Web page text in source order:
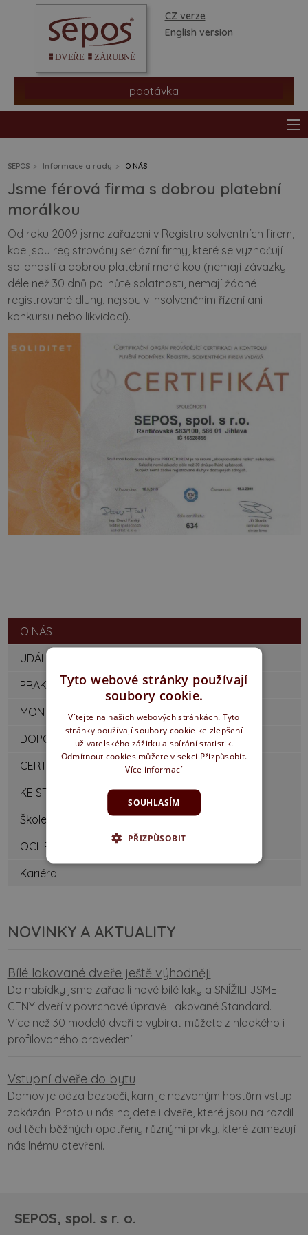
CZ verze
English version
poptávka
produkty
prodejní síť
informace a rady
SEPOS Informace a rady O NÁS
Jsme férová firma s dobrou platební
morálkou
Od roku 2009 jsme zařazeni v Registru solventních firem,
kde jsou registrovány seriózní firmy, které se vyznačují
solidností a dobrou platební morálkou (nemají závazky
déle než 30 dnů po lhůtě splatnosti, nemají žádné
registrované dluhy, nejsou v insolvenčním řízení ani
konkursu nebo likvidaci).
O NÁS
UDÁLOSTI / AKTUALITY
PRAKTICKÉ RADY
MONTÁŽNÍ NÁVODY
DOPORUČENÉ ROZMĚRY STAVEB. OTVORŮ
CERTIFIKÁTY / PROHLÁŠENÍ
KE STAŽENÍ
Školení montážníků
OCHRANA OZNAMOVATELŮ
Kariéra
NOVINKY A AKTUALITY
Bílé lakované dveře ještě výhodněji
Do nabídky jsme zařadili nové bílé laky a SNÍŽILI JSME
CENY dveří v povrchové úpravě Lakované Standard.
Více než 30 modelů dveří a vybírat můžete z hladkého i
profilovaného provedení.
Vstupní dveře do bytu
Domov je oáza bezpečí, kam je nezvaným hostům vstup
zakázán. Proto u nás najdete i dveře, které jsou na rozdíl
od těch běžných opatřeny různými prvky, které zamezují
násilnému otevření.
SEPOS, spol. s r. o.
Tyto webové stránky používají
soubory cookie.
Vítejte na našich webových stránkách. Tyto
stránky používají soubory cookie ke zlepšení
uživatelského zážitku a sbírání statistik.
Odmítnout cookies můžete v sekci Přizpůsobit.
Více informací
SOUHLASÍM
PŘIZPŮSOBIT